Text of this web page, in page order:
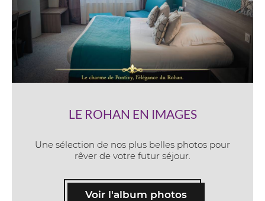
LE ROHAN EN IMAGES
Une sélection de nos plus belles photos pour
rêver de votre futur séjour.
Voir l'album photos